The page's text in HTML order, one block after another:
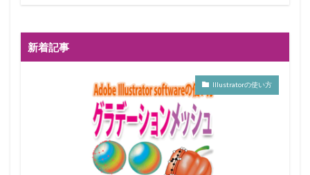
新着記事
Illustratorの使い方